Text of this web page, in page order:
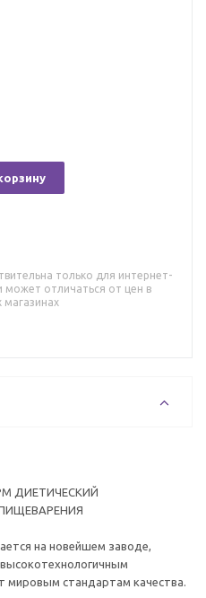
только для интернет-
может отличаться от цен в
магазинах
ДИЕТИЧЕСКИЙ
на новейшем заводе,
мировым стандартам качества.